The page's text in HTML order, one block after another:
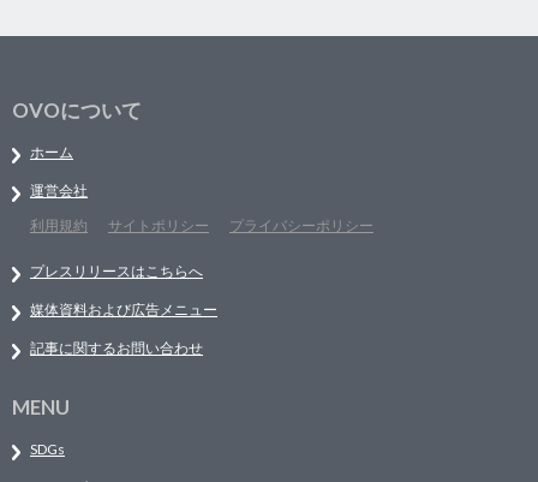
OVOについて
ホーム
運営会社
利用規約
サイトポリシー プライバシーポリシー
プレスリリースはこちらへ
媒体資料および広告メニュー
記事に関するお問い合わせ
MENU
SDGs